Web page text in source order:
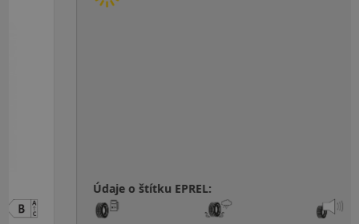
Údaje o štítku EPREL: